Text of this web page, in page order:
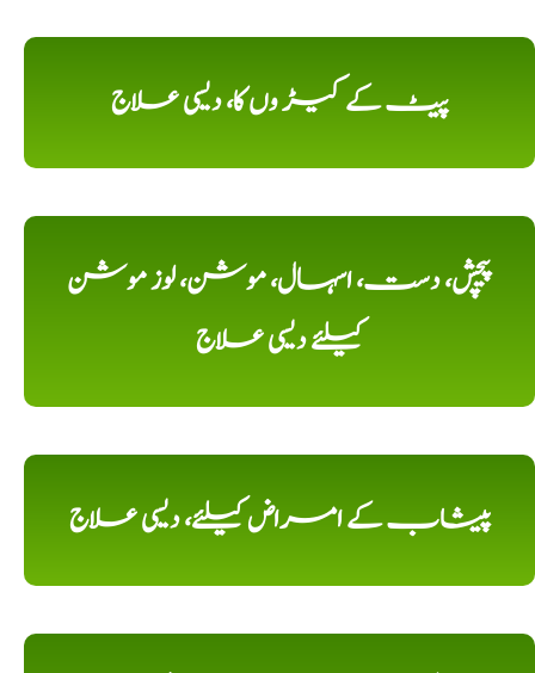
پیٹ کے کیڑ وں کا، دیسی علاج
پیچش، دست، اسہال، موشن، لوز موشن
کیلئے دیسی علاج
پیشاب کے امراض کیلئے، دیسی علاج